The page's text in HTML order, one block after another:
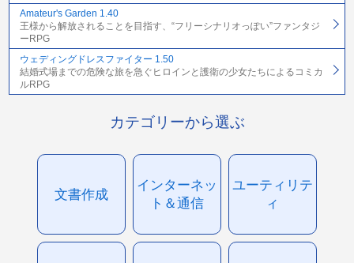
Amateur's Garden 1.40
王様から解放されることを目指す、“フリーシナリオっぽい”ファンタジ
ーRPG
ウェディングドレスファイター 1.50
結婚式場までの危険な旅を急ぐヒロインと護衛の少女たちによるコミカ
ルRPG
カテゴリーから選ぶ
文書作成
インターネッ
ト＆通信
ユーティリテ
ィ